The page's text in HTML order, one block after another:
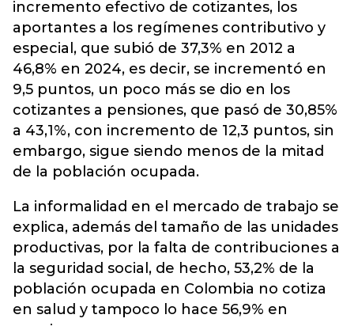
incremento efectivo de cotizantes, los
aportantes a los regímenes contributivo y
especial, que subió de 37,3% en 2012 a
46,8% en 2024, es decir, se incrementó en
9,5 puntos, un poco más se dio en los
cotizantes a pensiones, que pasó de 30,85%
a 43,1%, con incremento de 12,3 puntos, sin
embargo, sigue siendo menos de la mitad
de la población ocupada.
La informalidad en el mercado de trabajo se
explica, además del tamaño de las unidades
productivas, por la falta de contribuciones a
la seguridad social, de hecho, 53,2% de la
población ocupada en Colombia no cotiza
en salud y tampoco lo hace 56,9% en